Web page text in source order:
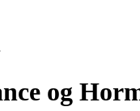
og